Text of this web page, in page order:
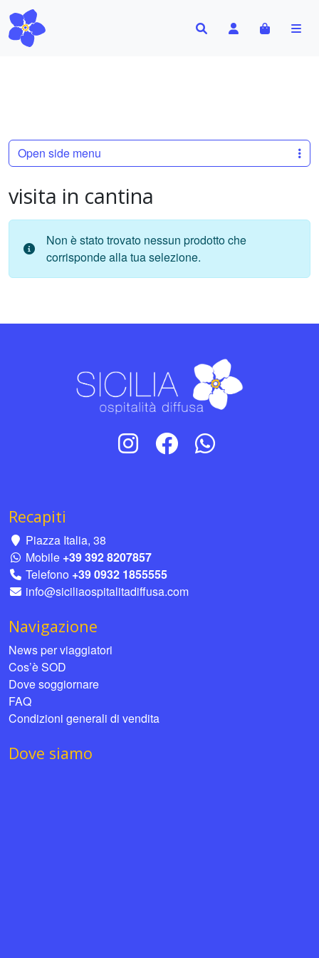
Search AccountCart
visita in cantina
Non è stato trovato nessun prodotto che
corrisponde alla tua selezione.
Open side menu
Recapiti
Piazza Italia, 38
Mobile +39 392 8207857
Telefono +39 0932 1855555
info@siciliaospitalitadiffusa.com
Navigazione
News per viaggiatori
Cos’è SOD
Dove soggiornare
FAQ
Condizioni generali di vendita
Dove siamo